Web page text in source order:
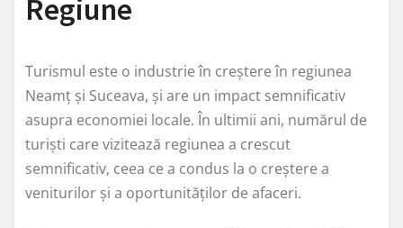
Regiune
Turismul este o industrie în creștere în regiunea
Neamț și Suceava, și are un impact semnificativ
asupra economiei locale. În ultimii ani, numărul de
turiști care vizitează regiunea a crescut
semnificativ, ceea ce a condus la o creștere a
veniturilor și a oportunităților de afaceri.